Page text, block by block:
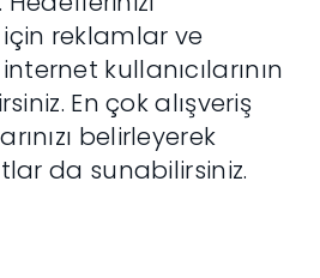
reklamlar ve
kullanıcılarının
En çok alışveriş
belirleyerek
da sunabilirsiniz.